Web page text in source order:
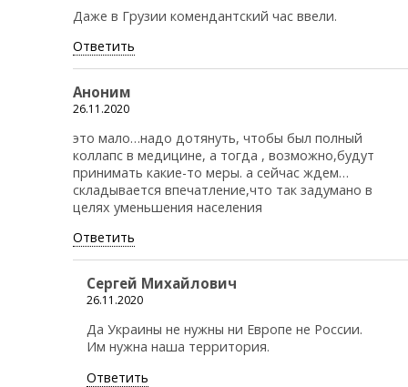
Даже в Грузии комендантский час ввели.
Ответить
Аноним
26.11.2020
это мало…надо дотянуть, чтобы был полный
коллапс в медицине, а тогда , возможно,будут
принимать какие-то меры. а сейчас ждем…
складывается впечатление,что так задумано в
целях уменьшения населения
Ответить
Сергей Михайлович
26.11.2020
Да Украины не нужны ни Европе не России.
Им нужна наша территория.
Ответить